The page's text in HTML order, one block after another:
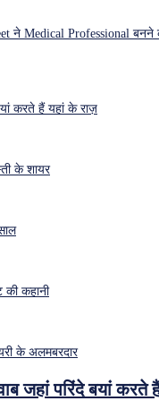
ने Medical Professional बनने
करते हैं यहां के राज़
के शायर
कहानी
के अलमबरदार
जहां परिंदे बयां करते